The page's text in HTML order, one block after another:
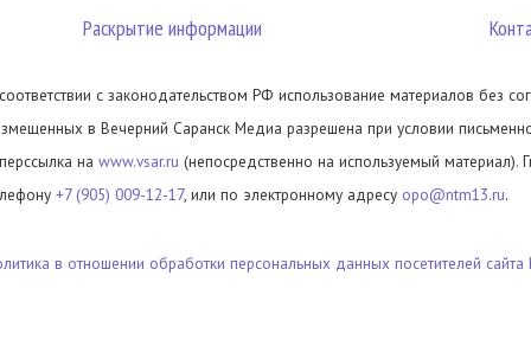
Раскрытие информации
с законодательством РФ использование материалов без
в Вечерний Саранск Медиа разрешена при условии
на www.vsar.ru (непосредственно на используемый материал).
+7 (905) 009-12-17, или по электронному адресу opo@ntm13.ru.
в отношении обработки персональных данных посетителей